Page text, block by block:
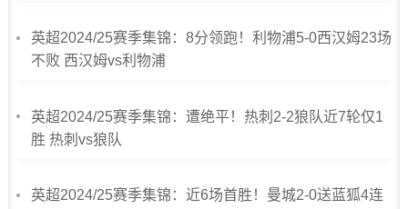
英超2024/25赛季集锦：8分领跑！利物浦5-0西汉姆23场
不败 西汉姆vs利物浦
英超2024/25赛季集锦：遭绝平！热刺2-2狼队近7轮仅1
胜 热刺vs狼队
英超2024/25赛季集锦：近6场首胜！曼城2-0送蓝狐4连